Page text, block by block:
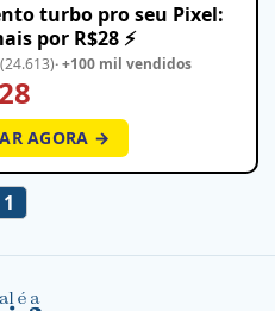
turbo pro seu Pixel:
por R$28 ⚡
(24.613)· +100 mil vendidos
AGORA →
1